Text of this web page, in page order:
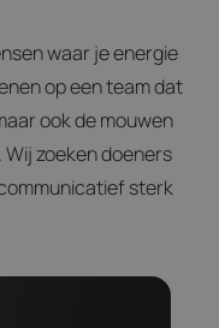
waar je energie
op een team dat
ook de mouwen
zoeken doeners
sterk